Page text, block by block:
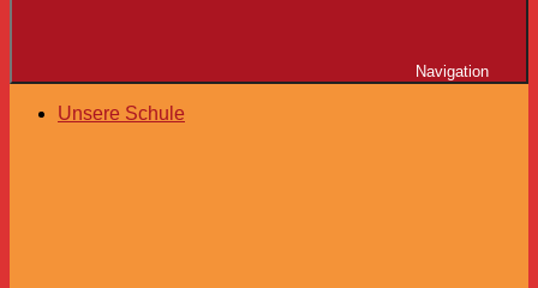
Navigation
Unsere Schule